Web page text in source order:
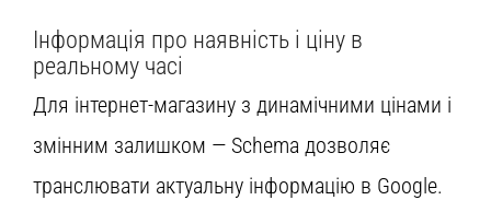
Інформація про наявність і ціну в
реальному часі
Для інтернет-магазину з динамічними цінами і
змінним залишком — Schema дозволяє
транслювати актуальну інформацію в Google.